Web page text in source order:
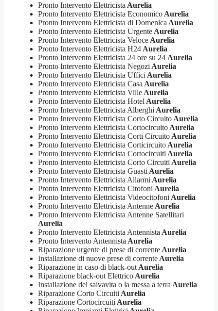
Pronto Intervento Elettricista Aurelia
Pronto Intervento Elettricista Economico Aurelia
Pronto Intervento Elettricista di Domenica Aurelia
Pronto Intervento Elettricista Urgente Aurelia
Pronto Intervento Elettricista Veloce Aurelia
Pronto Intervento Elettricista H24 Aurelia
Pronto Intervento Elettricista 24 ore su 24 Aurelia
Pronto Intervento Elettricista Negozi Aurelia
Pronto Intervento Elettricista Uffici Aurelia
Pronto Intervento Elettricista Casa Aurelia
Pronto Intervento Elettricista Ville Aurelia
Pronto Intervento Elettricista Hotel Aurelia
Pronto Intervento Elettricista Alberghi Aurelia
Pronto Intervento Elettricista Corto Circuito Aurelia
Pronto Intervento Elettricista Cortocircuito Aurelia
Pronto Intervento Elettricista Corti Circuito Aurelia
Pronto Intervento Elettricista Corticircuito Aurelia
Pronto Intervento Elettricista Cortocircuiti Aurelia
Pronto Intervento Elettricista Corto Circuiti Aurelia
Pronto Intervento Elettricista Guasti Aurelia
Pronto Intervento Elettricista Allarmi Aurelia
Pronto Intervento Elettricista Citofoni Aurelia
Pronto Intervento Elettricista Videocitofoni Aurelia
Pronto Intervento Elettricista Antenne Aurelia
Pronto Intervento Elettricista Antenne Satellitari
Aurelia
Pronto Intervento Elettricista Antennista Aurelia
Pronto Intervento Antennista Aurelia
Riparazione urgente di prese di corrente Aurelia
Installazione di nuove prese di corrente Aurelia
Riparazione in caso di black-out Aurelia
Riparazione black-out Elettrico Aurelia
Installazione del salvavita o la messa a terra Aurelia
Riparazione Corto Circuiti Aurelia
Riparazione Cortocircuiti Aurelia